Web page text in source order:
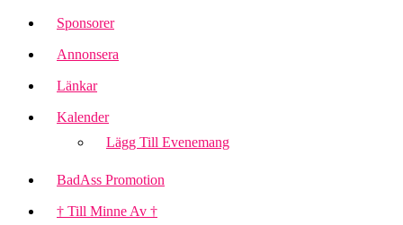
Sponsorer
Annonsera
Länkar
Kalender
Lägg Till Evenemang
BadAss Promotion
† Till Minne Av †